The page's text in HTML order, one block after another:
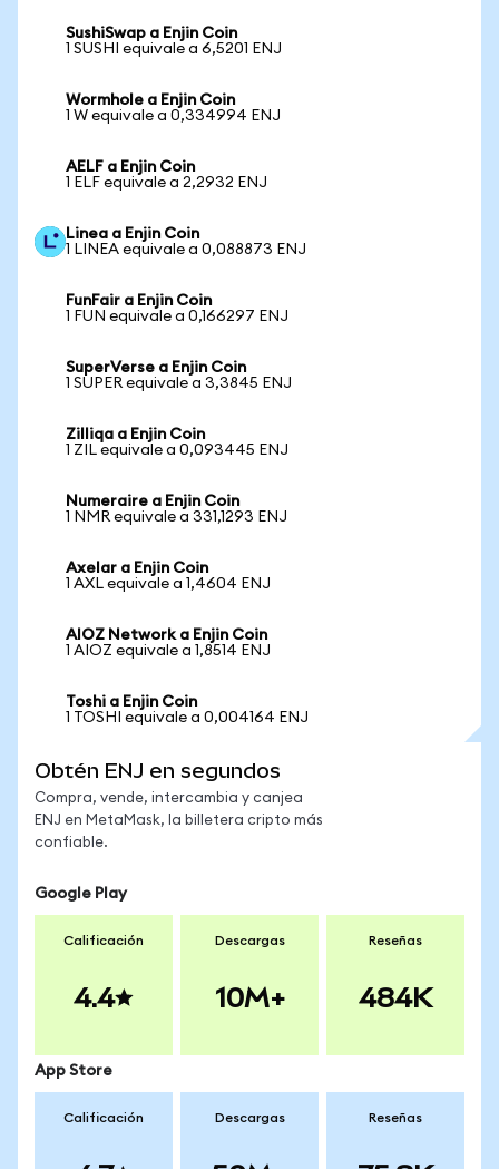
SushiSwap a Enjin Coin
1 SUSHI equivale a 6,5201 ENJ
Wormhole a Enjin Coin
1 W equivale a 0,334994 ENJ
AELF a Enjin Coin
1 ELF equivale a 2,2932 ENJ
Linea a Enjin Coin
1 LINEA equivale a 0,088873 ENJ
FunFair a Enjin Coin
1 FUN equivale a 0,166297 ENJ
SuperVerse a Enjin Coin
1 SUPER equivale a 3,3845 ENJ
Zilliqa a Enjin Coin
1 ZIL equivale a 0,093445 ENJ
Numeraire a Enjin Coin
1 NMR equivale a 331,1293 ENJ
Axelar a Enjin Coin
1 AXL equivale a 1,4604 ENJ
AIOZ Network a Enjin Coin
1 AIOZ equivale a 1,8514 ENJ
Toshi a Enjin Coin
1 TOSHI equivale a 0,004164 ENJ
Obtén ENJ en segundos
Compra, vende, intercambia y canjea
ENJ en MetaMask, la billetera cripto más
confiable.
Google Play
Calificación
4.4
Descargas
10M+
Reseñas
484K
App Store
Calificación Descargas Reseñas